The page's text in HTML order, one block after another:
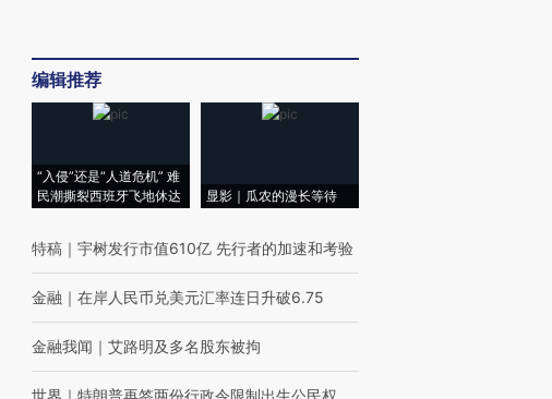
编辑推荐
“入侵”还是“人道危机” 难
民潮撕裂西班牙飞地休达
显影｜瓜农的漫长等待
特稿 ｜ 宇树发行市值610亿 先行者的加速和考验
金融 ｜ 在岸人民币兑美元汇率连日升破6.75
金融我闻 ｜ 艾路明及多名股东被拘
世界 ｜ 特朗普再签两份行政令限制出生公民权